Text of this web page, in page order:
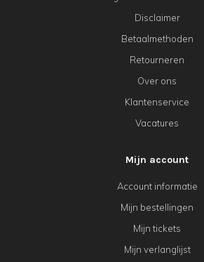
Disclaimer
Betaalmethoden
Retourneren
Over ons
Klantenservice
Vacatures
Mijn account
Account informatie
Mijn bestellingen
Mijn tickets
Mijn verlanglijst